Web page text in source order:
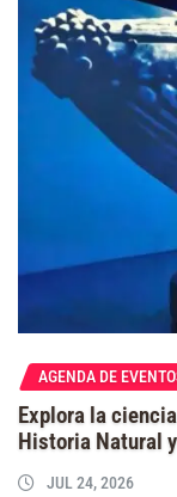
AGENDA DE
Explora la
Historia Natural
JUL 24, 2026